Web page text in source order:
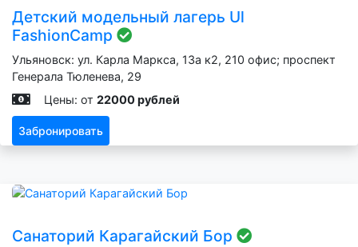
Детский модельный лагерь Ul
FashionCamp
Ульяновск: ул. Карла Маркса, 13а к2, 210 офис; проспект
Генерала Тюленева, 29
Цены: от 22000 рублей
Забронировать
Санаторий Карагайский Бор